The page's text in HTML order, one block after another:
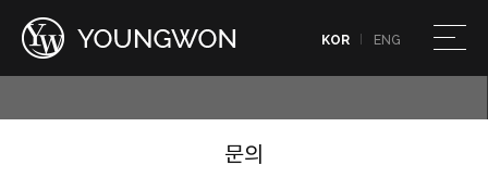
KOR ENG
문의